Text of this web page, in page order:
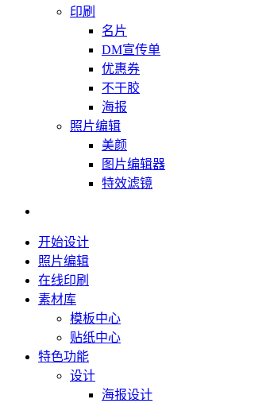
印刷
名片
DM宣传单
优惠券
不干胶
海报
照片编辑
美颜
图片编辑器
特效滤镜
开始设计
照片编辑
在线印刷
素材库
模板中心
贴纸中心
特色功能
设计
海报设计